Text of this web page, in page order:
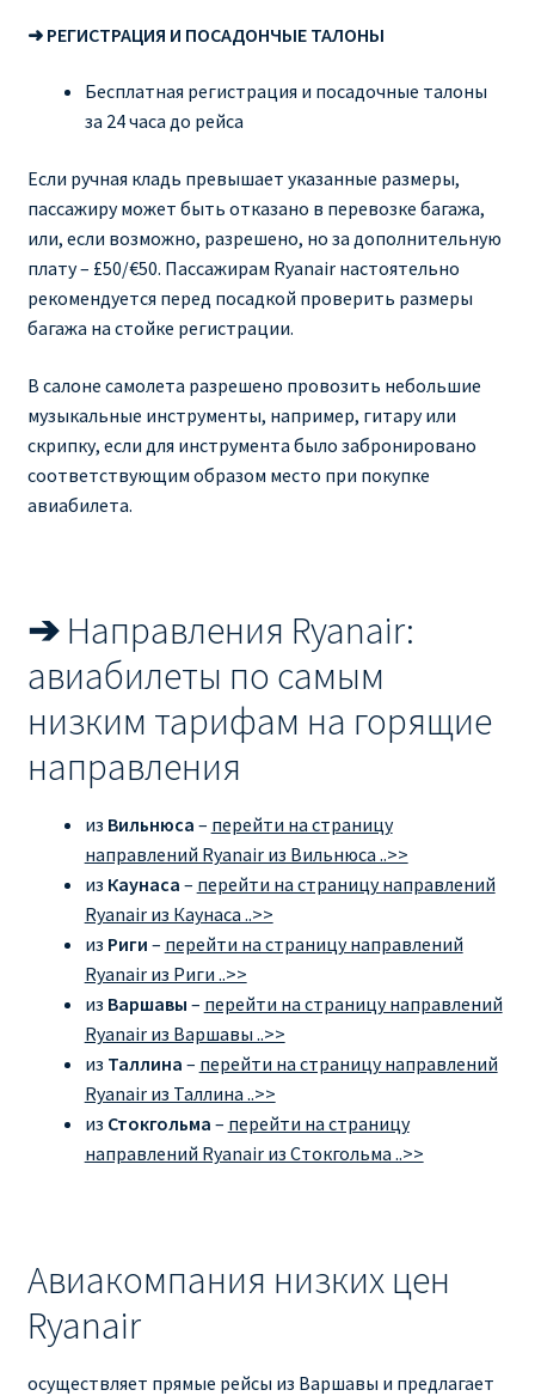
➜ РЕГИСТРАЦИЯ И ПОСАДОНЧЫЕ ТАЛОНЫ
Бесплатная регистрация и посадочные талоны
за 24 часа до рейса
Если ручная кладь превышает указанные размеры,
пассажиру может быть отказано в перевозке багажа,
или, если возможно, разрешено, но за дополнительную
плату – £50/€50. Пассажирам Ryanair настоятельно
рекомендуется перед посадкой проверить размеры
багажа на стойке регистрации.
В салоне самолета разрешено провозить небольшие
музыкальные инструменты, например, гитару или
скрипку, если для инструмента было забронировано
соответствующим образом место при покупке
авиабилета.
➔ Направления Ryanair:
авиабилеты по самым
низким тарифам на горящие
направления
из Вильнюса – перейти на страницу
направлений Ryanair из Вильнюса ..>>
из Каунаса – перейти на страницу направлений
Ryanair из Каунаса ..>>
из Риги – перейти на страницу направлений
Ryanair из Риги ..>>
из Варшавы – перейти на страницу направлений
Ryanair из Варшавы ..>>
из Таллина – перейти на страницу направлений
Ryanair из Таллина ..>>
из Стокгольма – перейти на страницу
направлений Ryanair из Стокгольма ..>>
Авиакомпания низких цен
Ryanair
осуществляет прямые рейсы из Варшавы и предлагает